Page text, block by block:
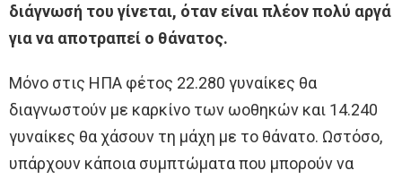
διάγνωσή του γίνεται, όταν είναι πλέον πολύ αργά
για να αποτραπεί ο θάνατος.
Μόνο στις ΗΠΑ φέτος 22.280 γυναίκες θα
διαγνωστούν με καρκίνο των ωοθηκών και 14.240
γυναίκες θα χάσουν τη μάχη με το θάνατο. Ωστόσο,
υπάρχουν κάποια συμπτώματα που μπορούν να